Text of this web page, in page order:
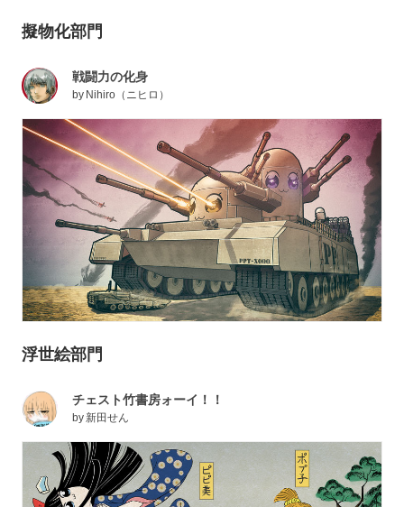
擬物化部門
戦闘力の化身
by Nihiro（ニヒロ）
浮世絵部門
チェスト竹書房ォーイ！！
by 新田せん